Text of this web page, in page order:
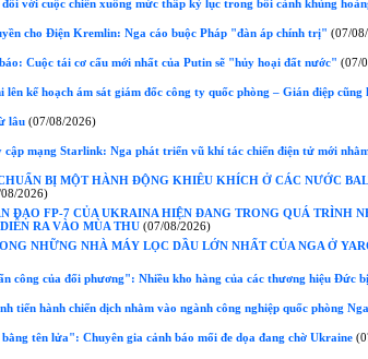
với cuộc chiến xuống mức thấp kỷ lục trong bối cảnh khủng
cho Điện Kremlin: Nga cáo buộc Pháp "đàn áp chính trị" (07/
Cuộc tái cơ cấu mới nhất của Putin sẽ "hủy hoại đất nước" (07/
kế hoạch ám sát giám đốc công ty quốc phòng – Gián điệp
lâu(07/08/2026)
mạng Starlink: Nga phát triển vũ khí tác chiến điện tử mới
BỊ MỘT HÀNH ĐỘNG KHIÊU KHÍCH Ở CÁC NƯỚC
2026)
ĐẠO FP-7 CỦA UKRAINA HIỆN ĐANG TRONG QUÁ TRÌNH
RA VÀO MÙA THU(07/08/2026)
NHỮNG NHÀ MÁY LỌC DẦU LỚN NHẤT CỦA NGA Ở
công của đối phương": Nhiều kho hàng của các thương hiệu Đức
tiến hành chiến dịch nhằm vào ngành công nghiệp quốc phòng Nga
tên lửa": Chuyên gia cảnh báo mối đe dọa đang chờ Ukraine